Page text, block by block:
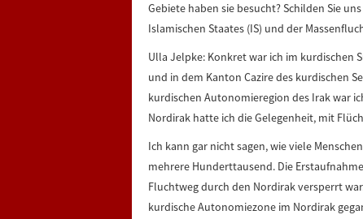
Gebiete haben sie besucht? Schilden Sie
Islamischen Staates (IS) und der
Ulla Jelpke: Konkret war ich im kurdischen
und in dem Kanton Cazire des kurdischen
kurdischen Autonomieregion des Irak war
Nordirak hatte ich die Gelegenheit, mit
Ich kann gar nicht sagen, wie viele
mehrere Hunderttausend. Die
Fluchtweg durch den Nordirak versperrt
kurdische Autonomiezone im Nordirak